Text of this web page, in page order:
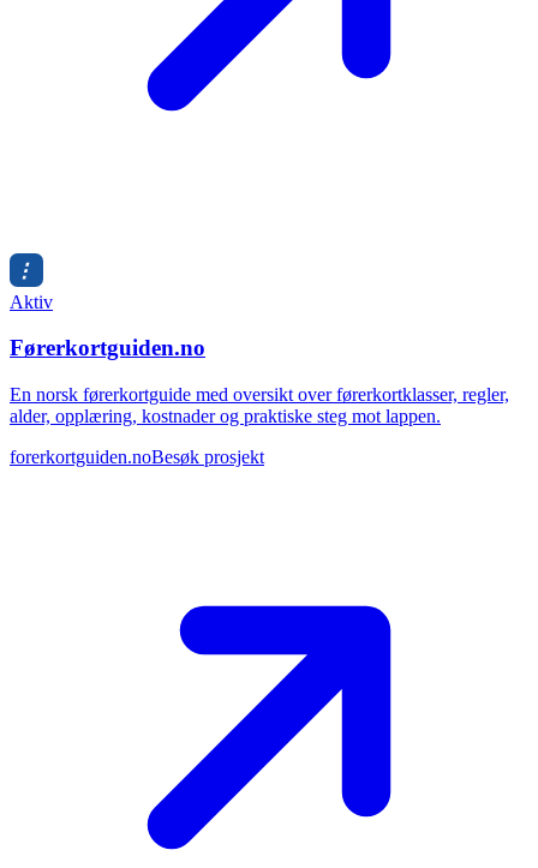
Aktiv
Førerkortguiden.no
En norsk førerkortguide med oversikt over førerkortklasser, regler,
alder, opplæring, kostnader og praktiske steg mot lappen.
forerkortguiden.noBesøk prosjekt